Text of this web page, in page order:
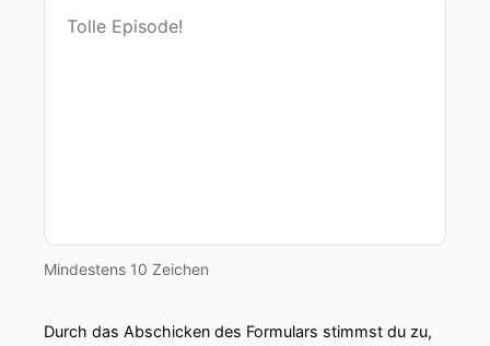
Mindestens 10 Zeichen
Durch das Abschicken des Formulars stimmst du zu,